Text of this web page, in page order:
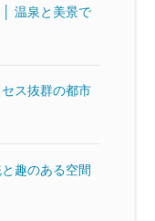
│ 温泉と美景で
セス抜群の都市
趣のある空間